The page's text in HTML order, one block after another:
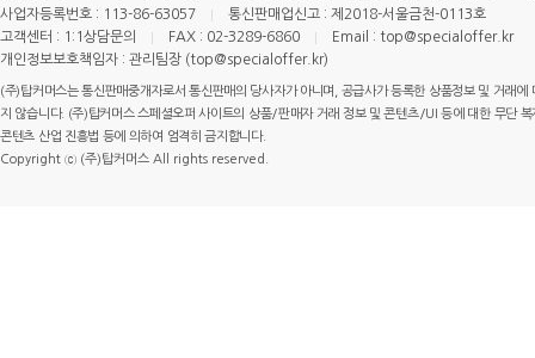
사업자등록번호 : 113-86-63057
통신판매업신고 : 제2018-서울금천-0113호
고객센터 : 1:1상담문의
FAX : 02-3289-6860
Email : top@specialoffer.kr
개인정보보호책임자 : 관리팀장 (top@specialoffer.kr)
(주)탑커머스는 통신판매중개자로서 통신판매의 당사자가 아니며, 공급사가 등록한 상품정보 및 거래
지 않습니다. (주)탑커머스 스페셜오퍼 사이트의 상품/판매자 거래 정보 및 콘텐츠/UI 등에 대한 무단
콘텐츠 산업 진흥법 등에 의하여 엄격히 금지합니다.
Copyright ⓒ (주)탑커머스 All rights reserved.